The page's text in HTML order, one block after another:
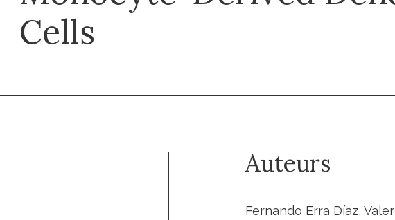
Cells
Auteurs
Fernando Erra Díaz,